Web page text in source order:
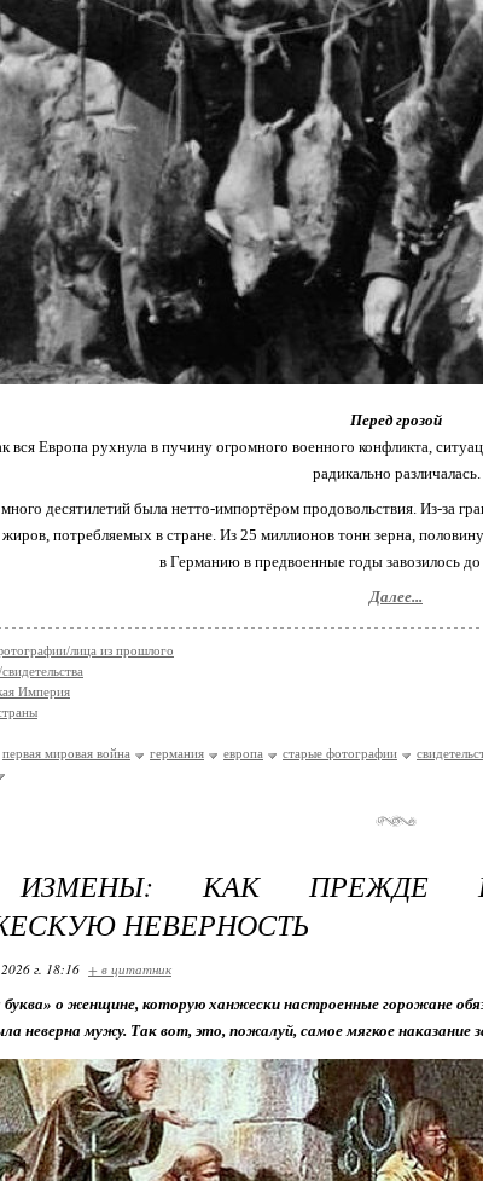
Перед грозой
вся Европа рухнула в пучину огромного военного конфликта,
радикально различалась.
десятилетий была нетто-импортёром продовольствия. Из-за
потребляемых в стране. Из 25 миллионов тонн зерна,
в Германию в предвоенные годы завозилось
Далее...
лица из прошлого
Империя
первая мировая война германия европа старые фотографии
КАК ПРЕЖДЕ
НЕВЕРНОСТЬ
г. 18:16 + в цитатник
о женщине, которую ханжески настроенные горожане
неверна мужу. Так вот, это, пожалуй, самое мягкое наказание